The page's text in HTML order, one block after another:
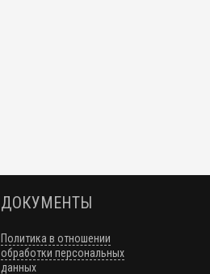
ДОКУМЕНТЫ
Политика в отношении
обработки персональных
данных